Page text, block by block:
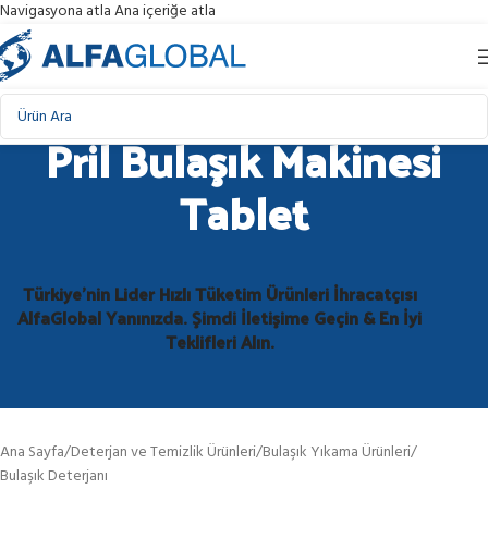
Navigasyona atlaAna içeriğe atla
Pril Bulaşık Makinesi
Tablet
Türkiye'nin Lider Hızlı Tüketim Ürünleri İhracatçısı
AlfaGlobal Yanınızda. Şimdi İletişime Geçin & En İyi
Teklifleri Alın.
Ana Sayfa/Deterjan ve Temizlik Ürünleri/Bulaşık Yıkama Ürünleri/
Bulaşık Deterjanı